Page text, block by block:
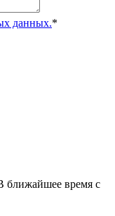
данных.*
ближайшее время с